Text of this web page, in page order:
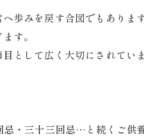
へ歩みを戻す合図でもありま
す。
として広く大切にされてい
・三十三回忌…と続くご供